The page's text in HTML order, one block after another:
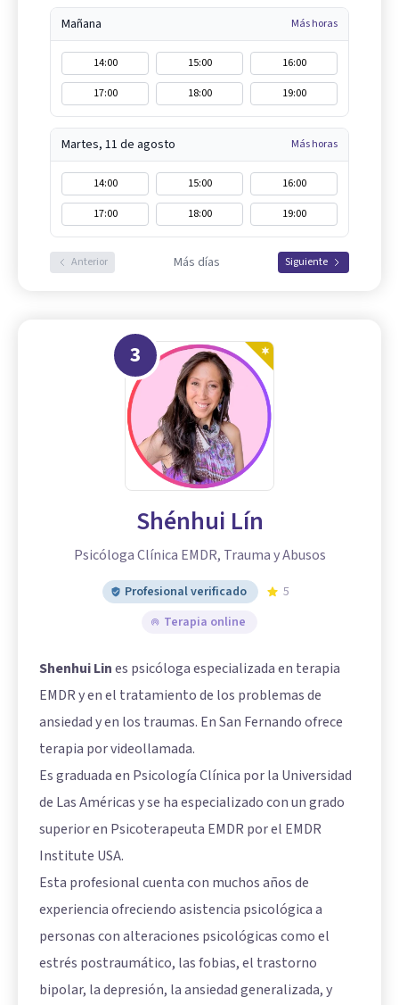
Mañana Más horas
14:00 15:00
16:00
17:00
18:00 19:00
Martes, 11 de agosto Más horas
14:00 15:00
16:00
17:00
18:00 19:00
Anterior Más días Siguiente
3
Shénhui Lín
Psicóloga Clínica EMDR, Trauma y Abusos
Profesional verificado
5
Terapia online
Shenhui Lines psicóloga especializada en terapia
EMDR y en el tratamiento de los problemas de
ansiedad y en los traumas. En San Fernando ofrece
terapia por videollamada.
Es graduada en Psicología Clínica por la Universidad
de Las Américas y se ha especializado con un grado
superior en Psicoterapeuta EMDR por el EMDR
Institute USA.
Esta profesional cuenta con muchos años de
experiencia ofreciendo asistencia psicológica a
personas con alteraciones psicológicas como el
estrés postraumático, las fobias, el trastorno
bipolar, la depresión, la ansiedad generalizada, y